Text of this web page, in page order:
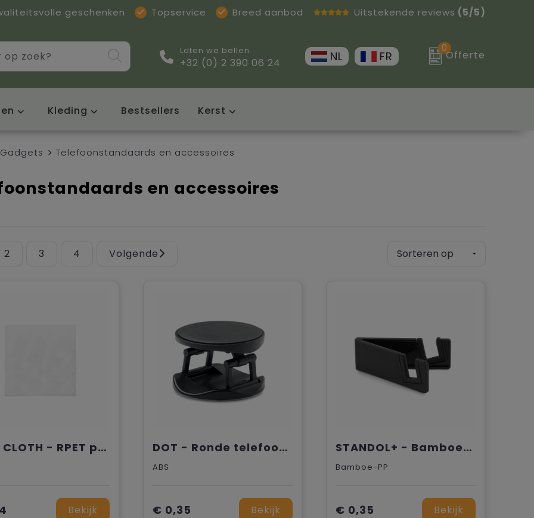
geschenken Topservice Breed aanbod Uitstekende reviews (5/5)
Laten we bellen
+32 (0) 2 390 06 24 NL FR
0
Offerte
Kleding Bestsellers Kerst
Gadgets Telefoonstandaards en accessoires
en accessoires
2 3 4 Volgende
RPET CLOTH - RPET poetsdoekje
Bekijk
DOT - Ronde telefoonhouder
ABS
€ 0,35 Bekijk
STANDOL+ - Bamboe/ABS telefoonstandaard
Bamboe-PP
€ 0,35 Bekijk